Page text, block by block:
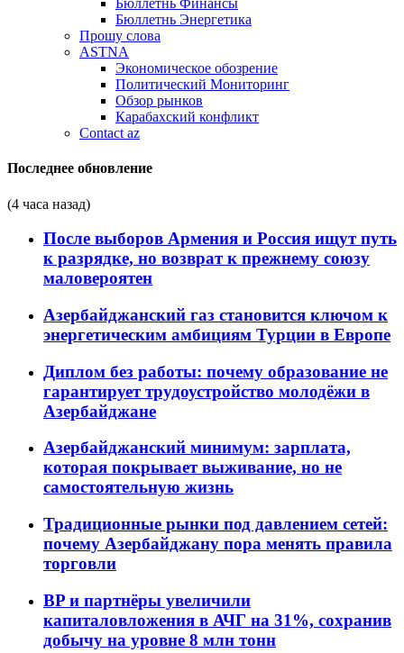
Бюллетнь Финансы
Бюллетнь Энергетика
Прошу слова
ASTNA
Экономическое обозрение
Политический Мониторинг
Обзор рынков
Карабахский конфликт
Contact az
Последнее обновление
(4 часа назад)
После выборов Армения и Россия ищут путь
к разрядке, но возврат к прежнему союзу
маловероятен
Азербайджанский газ становится ключом к
энергетическим амбициям Турции в Европе
Диплом без работы: почему образование не
гарантирует трудоустройство молодёжи в
Азербайджане
Азербайджанский минимум: зарплата,
которая покрывает выживание, но не
самостоятельную жизнь
Традиционные рынки под давлением сетей:
почему Азербайджану пора менять правила
торговли
BP и партнёры увеличили
капиталовложения в АЧГ на 31%, сохранив
добычу на уровне 8 млн тонн